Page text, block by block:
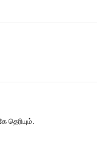
தெரியும்.